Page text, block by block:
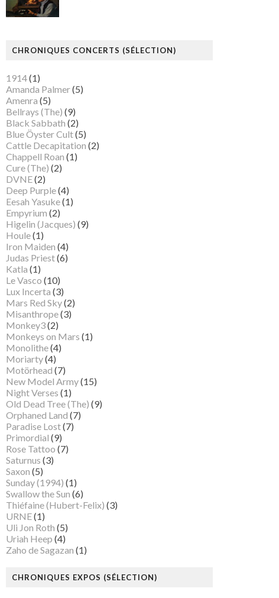
CHRONIQUES CONCERTS (SÉLECTION)
1914(1)
Amanda Palmer(5)
Amenra (5)
Bellrays (The) (9)
Black Sabbath (2)
Blue Öyster Cult(5)
Cattle Decapitation (2)
Chappell Roan (1)
Cure (The) (2)
DVNE(2)
Deep Purple(4)
Eesah Yasuke(1)
Empyrium (2)
Higelin (Jacques) (9)
Houle(1)
Iron Maiden (4)
Judas Priest(6)
Katla (1)
Le Vasco (10)
Lux Incerta (3)
Mars Red Sky(2)
Misanthrope(3)
Monkey3(2)
Monkeys on Mars (1)
Monolithe(4)
Moriarty(4)
Motörhead (7)
New Model Army(15)
Night Verses (1)
Old Dead Tree (The) (9)
Orphaned Land (7)
Paradise Lost(7)
Primordial (9)
Rose Tattoo (7)
Saturnus (3)
Saxon (5)
Sunday (1994) (1)
Swallow the Sun (6)
Thiéfaine (Hubert-Felix) (3)
URNE(1)
Uli Jon Roth (5)
Uriah Heep (4)
Zaho de Sagazan (1)
CHRONIQUES EXPOS (SÉLECTION)